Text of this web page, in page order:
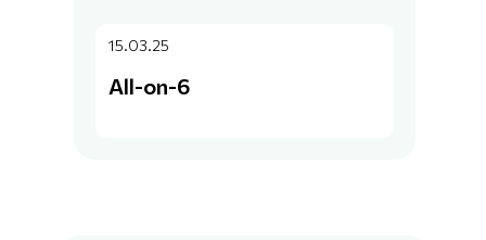
15.03.25
All-on-6